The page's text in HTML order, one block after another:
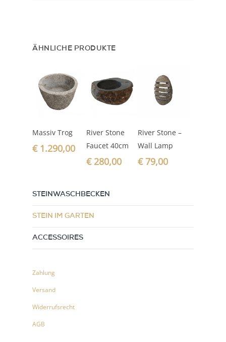
ÄHNLICHE PRODUKTE
Warenkorb
Massiv Trog
€1.290,00
River Stone
Faucet 40cm
€280,00
River Stone –
Wall Lamp
€79,00
STEINWASCHBECKEN
STEIN IM GARTEN
ACCESSOIRES
Zahlung
Versand
Widerrufsrecht
AGB